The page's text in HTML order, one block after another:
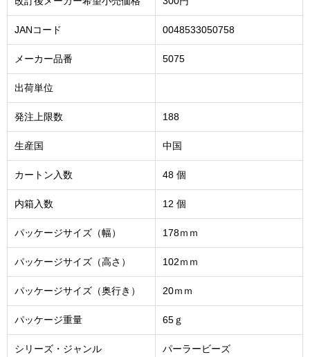
JANコード 0048533050758
メーカー品番 5075
出荷単位
発注上限数 188
生産国 中国
カートン入数 48 個
内箱入数 12 個
パッケージサイズ（幅） 178ｍｍ
パッケージサイズ（高さ） 102ｍｍ
パッケージサイズ（奥行き） 20ｍｍ
パッケージ重量 65ｇ
シリーズ・ジャンル パーラービーズ